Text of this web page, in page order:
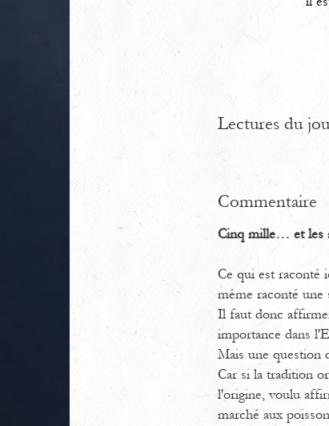
Lectures du
Commentaire
Cinq mille… et les
Ce qui est raconté
même raconté une
Il faut donc
importance dans
Mais une question
Car si la tradition
l'origine, voulu
marché aux